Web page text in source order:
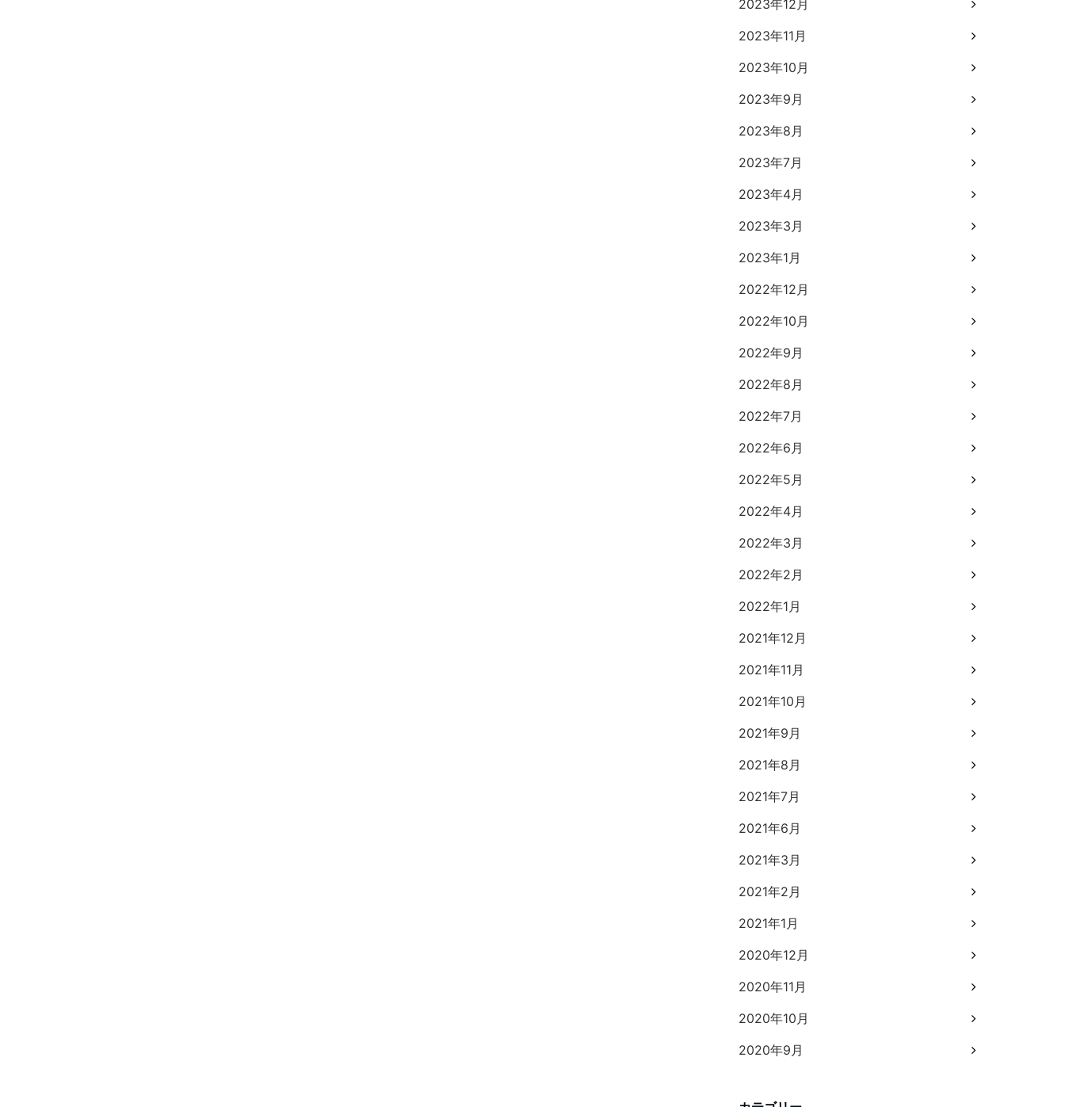
2023年12月
2023年11月
2023年10月
2023年9月
2023年8月
2023年7月
2023年4月
2023年3月
2023年1月
2022年12月
2022年10月
2022年9月
2022年8月
2022年7月
2022年6月
2022年5月
2022年4月
2022年3月
2022年2月
2022年1月
2021年12月
2021年11月
2021年10月
2021年9月
2021年8月
2021年7月
2021年6月
2021年3月
2021年2月
2021年1月
2020年12月
2020年11月
2020年10月
2020年9月